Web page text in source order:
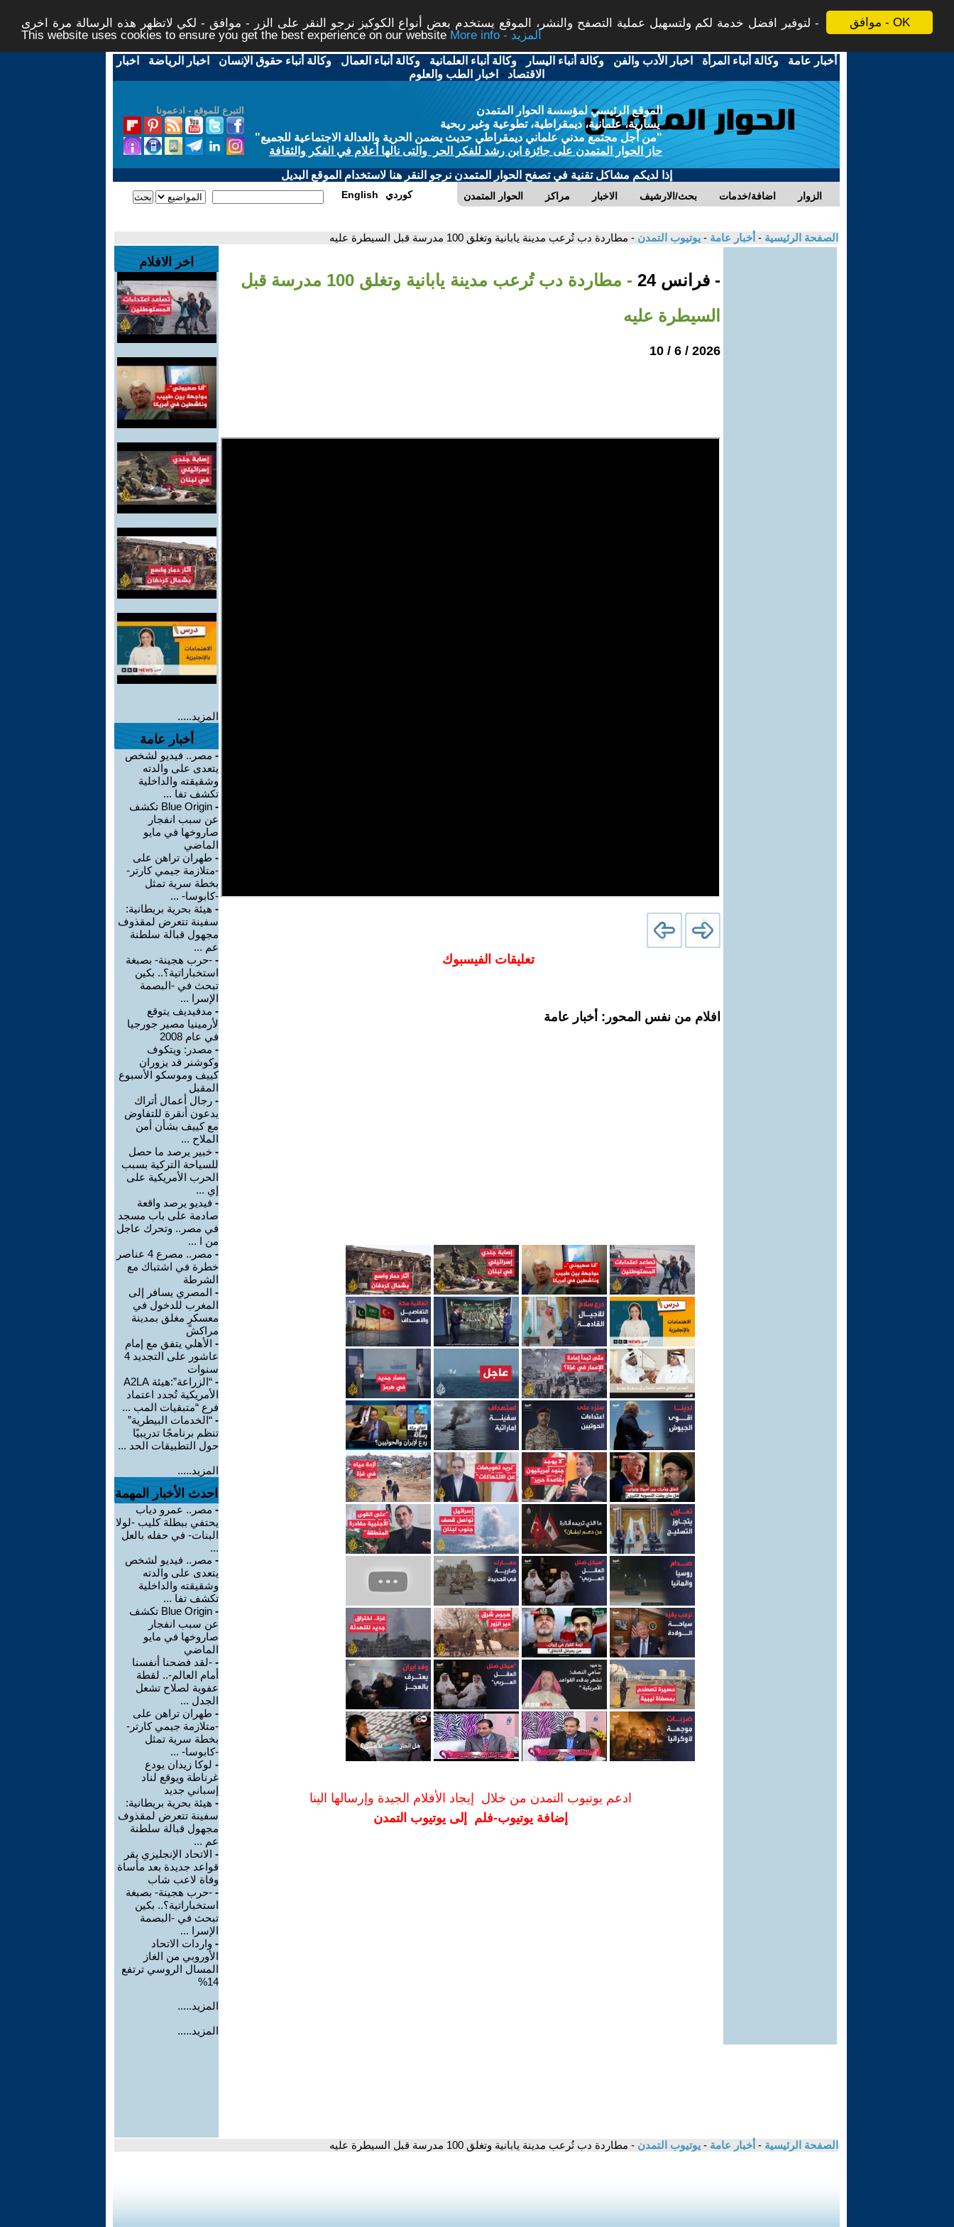
موافق - OK
لتوفير افضل خدمة لكم ولتسهيل عملية التصفح والنشر، الموقع يستخدم بعض أنواع الكوكيز نرجو النقر على الزر - موافق - لكي لاتظهر هذه الرسالة مرة اخرى -
This website uses cookies to ensure you get the best experience on our website
More info - المزيد
أخبار عامة -وكالة أنباء المرأة - اخبار الأدب والفن -وكالة أنباء اليسار -وكالة أنباء العلمانية -وكالة أنباء العمال -وكالة أنباء حقوق الإنسان - اخبار الرياضة - اخبار
الاقتصاد - اخبار الطب والعلوم
التبرع للموقع - ادعمونا
الموقع الرئيسي لمؤسسة الحوار المتمدن
يسارية، علمانية، ديمقراطية، تطوعية وغير ربحية
"من أجل مجتمع مدني علماني ديمقراطي حديث يضمن الحرية والعدالة الاجتماعية للجميع"
حاز الحوار المتمدن على جائزة ابن رشد للفكر الحر والتى نالها أعلام في الفكر والثقافة
إذا لديكم مشاكل تقنية في تصفح الحوار المتمدن نرجو النقر هنا لاستخدام الموقع البديل
الحوار المتمدن مراكز الاخبار بحث/الارشيف اضافة/خدمات الزوار English كوردي
الصفحة الرئيسية - أخبار عامة - يوتيوب التمدن - مطاردة دب تُرعب مدينة يابانية وتغلق 100 مدرسة قبل السيطرة عليه
- فرانس 24
- مطاردة دب تُرعب مدينة يابانية وتغلق 100 مدرسة قبل
السيطرة عليه
2026 / 6 / 10
تعليقات الفيسبوك
افلام من نفس المحور: أخبار عامة
ادعم يوتيوب التمدن من خلال إيجاد الأفلام الجيدة وإرسالها الينا
إضافة يوتيوب-فلم إلى يوتيوب التمدن
اخر الافلام
المزيد.....
أخبار عامة
- مصر.. فيديو لشخص
يتعدى على والدته
وشقيقته والداخلية
تكشف تفا ...
-
Blue Origin تكشف
عن سبب انفجار
صاروخها في مايو
الماضي
- طهران تراهن على
-متلازمة جيمي كارتر-
بخطة سرية تمثل
-كابوسا- ...
- هيئة بحرية بريطانية:
سفينة تتعرض لمقذوف
مجهول قبالة سلطنة
عم ...
- -حرب هجينة- بصبغة
استخباراتية؟.. بكين
تبحث في -البصمة
الإسرا ...
- مدفيديف يتوقع
لأرمينيا مصير جورجيا
في عام 2008
- مصدر: ويتكوف
وكوشنر قد يزوران
كييف وموسكو الأسبوع
المقبل
- رجال أعمال أتراك
يدعون أنقرة للتفاوض
مع كييف بشأن أمن
الملاح ...
- خبير يرصد ما حصل
للسياحة التركية بسبب
الحرب الأمريكية على
إي ...
- فيديو يرصد واقعة
صادمة على باب مسجد
في مصر.. وتحرك عاجل
من ا ...
-
مصر.. مصرع 4 عناصر
خطرة في اشتباك مع
الشرطة
- المصري يسافر إلى
المغرب للدخول في
معسكرٍ مغلق بمدينة
مراكش
- الأهلي يتفق مع إمام
عاشور على التجديد 4
سنوات
-
“الزراعة”:هيئة A2LA
الأمريكية تُجدد اعتماد
فرع “متبقيات المب ...
- “الخدمات البيطرية”
تنظم برنامجًا تدريبيًا
حول التطبيقات الحد ...
المزيد.....
احدث الأخبار المهمة
- مصر.. عمرو دياب
يحتفي ببطلة كليب -لولا
البنات- في حفله بالعل
...
- مصر.. فيديو لشخص
يتعدى على والدته
وشقيقته والداخلية
تكشف تفا ...
-
Blue Origin تكشف
عن سبب انفجار
صاروخها في مايو
الماضي
- -لقد فضحنا أنفسنا
أمام العالم-.. لقطة
عفوية لصلاح تشعل
الجدل ...
- طهران تراهن على
-متلازمة جيمي كارتر-
بخطة سرية تمثل
-كابوسا- ...
- لوكا زيدان يودع
غرناطة ويوقع لناد
إسباني جديد
- هيئة بحرية بريطانية:
سفينة تتعرض لمقذوف
مجهول قبالة سلطنة
عم ...
- الاتحاد الإنجليزي يقر
قواعد جديدة بعد مأساة
وفاة لاعب شاب
- -حرب هجينة- بصبغة
استخباراتية؟.. بكين
تبحث في -البصمة
الإسرا ...
- واردات الاتحاد
الأوروبي من الغاز
المسال الروسي ترتفع
14%
المزيد.....
المزيد.....
الصفحة الرئيسية - أخبار عامة - يوتيوب التمدن - مطاردة دب تُرعب مدينة يابانية وتغلق 100 مدرسة قبل السيطرة عليه